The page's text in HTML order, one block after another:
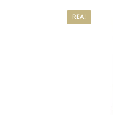
REA!